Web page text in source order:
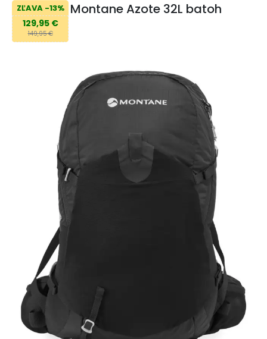
ZĽAVA -13%
129,95 €
149,95 €
Montane Azote 32L batoh